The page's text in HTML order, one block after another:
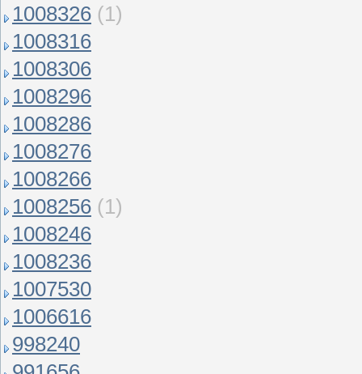
1008326 (1)
1008316
1008306
1008296
1008286
1008276
1008266
1008256 (1)
1008246
1008236
1007530
1006616
998240